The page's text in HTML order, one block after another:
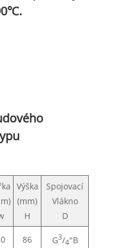
Výška
(mm)
H
Spojovací
Vlákno
D
86 G3/4"B